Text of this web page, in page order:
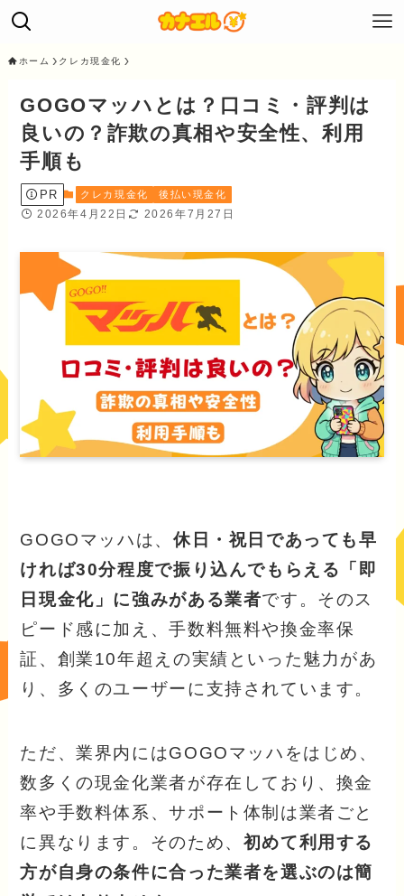
ホーム クレカ現金化
GOGOマッハとは？口コミ・評判は
良いの？詐欺の真相や安全性、利用
手順も
PR クレカ現金化 後払い現金化
2026年4月22日 2026年7月27日
GOGOマッハは、 休日・祝日であっても早
ければ30分程度で振り込んでもらえる「即
日現金化」に強みがある業者です。そのス
ピード感に加え、手数料無料や換金率保
証、創業10年超えの実績といった魅力があ
り、多くのユーザーに支持されています。
ただ、業界内にはGOGOマッハをはじめ、
数多くの現金化業者が存在しており、換金
率や手数料体系、サポート体制は業者ごと
に異なります。そのため、 初めて利用する
方が自身の条件に合った業者を選ぶのは簡